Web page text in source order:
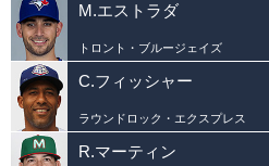
M.エストラダ
トロント・ブルージェイズ
C.フィッシャー
ラウンドロック・エクスプレス
R.マーティン